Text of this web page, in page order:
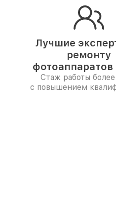
Лучшие
ремонту
фотоаппаратов
Стаж работы
с повышением